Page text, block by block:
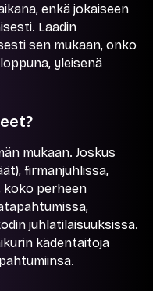
enkä jokaiseen
Laadin
sen mukaan, onko
yleisenä
mukaan. Joskus
firmanjuhlissa,
koko perheen
juhlatilaisuuksissa.
kädentaitoja